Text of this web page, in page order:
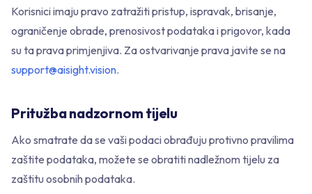
Korisnici imaju pravo zatražiti pristup, ispravak, brisanje,
ograničenje obrade, prenosivost podataka i prigovor, kada
su ta prava primjenjiva. Za ostvarivanje prava javite se na
support@aisight.vision.
Pritužba nadzornom tijelu
Ako smatrate da se vaši podaci obrađuju protivno pravilima
zaštite podataka, možete se obratiti nadležnom tijelu za
zaštitu osobnih podataka.